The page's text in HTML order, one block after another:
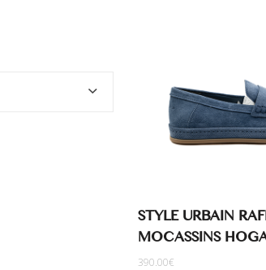
STYLE URBAIN
MOCASSINS
390.00€